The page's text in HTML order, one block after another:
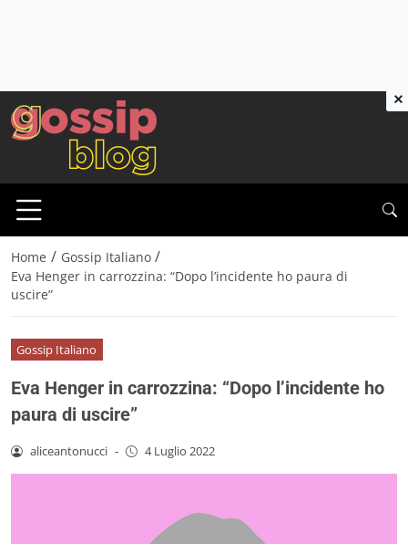
Home / Gossip Italiano /
Eva Henger in carrozzina: “Dopo l’incidente ho paura di
uscire”
Gossip Italiano
Eva Henger in carrozzina: “Dopo l’incidente ho
paura di uscire”
aliceantonucci - 4 Luglio 2022
×